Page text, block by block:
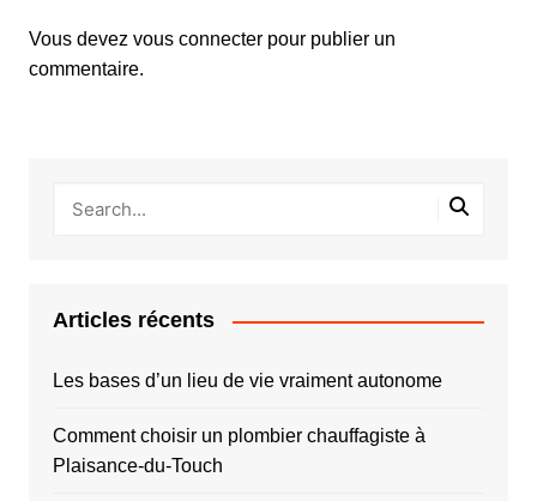
Vous devez vous connecterpour publier un
commentaire.
Articles récents
Les bases d’un lieu de vie vraiment autonome
Comment choisir un plombier chauffagiste à
Plaisance-du-Touch